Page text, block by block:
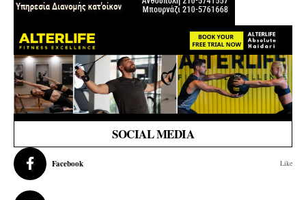
SOCIAL MEDIA
Facebook Like